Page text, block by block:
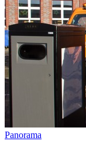
Panorama